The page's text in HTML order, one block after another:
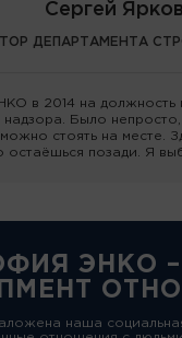
Сергей Ярков
ДЕПАРТАМЕНТА
в 2014 на должность
надзора. Было
стоять на месте.
остаёшься позади. Я
ЭНКО –
наша